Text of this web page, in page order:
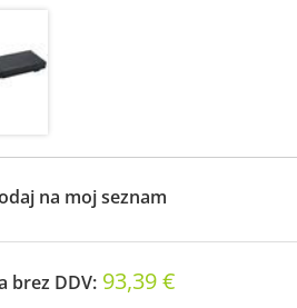
na moj seznam
brez DDV: 93,39 €